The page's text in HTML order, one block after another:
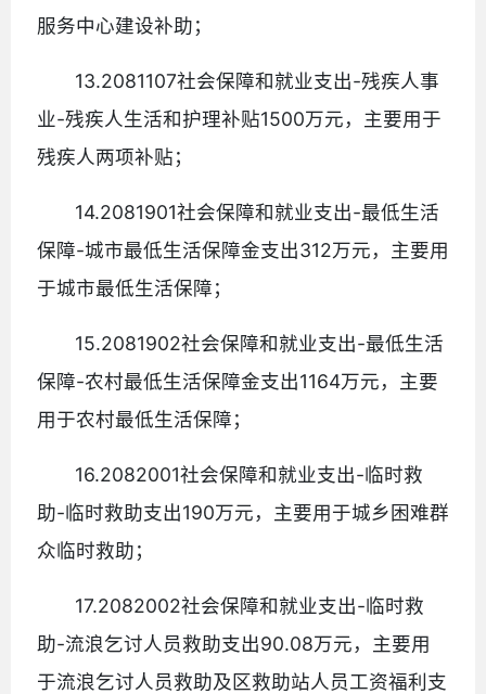
服务中心建设补助；
13.2081107社会保障和就业支出-残疾人事
业-残疾人生活和护理补贴1500万元，主要用于
残疾人两项补贴；
14.2081901社会保障和就业支出-最低生活
保障-城市最低生活保障金支出312万元，主要用
于城市最低生活保障；
15.2081902社会保障和就业支出-最低生活
保障-农村最低生活保障金支出1164万元，主要
用于农村最低生活保障；
16.2082001社会保障和就业支出-临时救
助-临时救助支出190万元，主要用于城乡困难群
众临时救助；
17.2082002社会保障和就业支出-临时救
助-流浪乞讨人员救助支出90.08万元，主要用
于流浪乞讨人员救助及区救助站人员工资福利支